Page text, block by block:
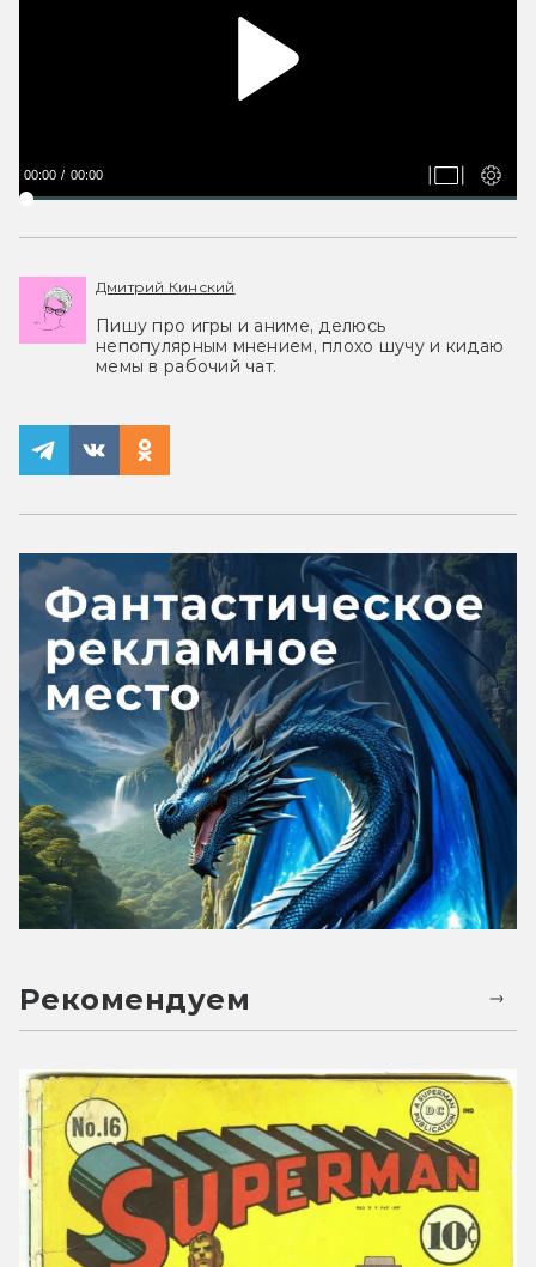
00:00 00:00
Дмитрий Кинский
Пишу про игры и аниме, делюсь
непопулярным мнением, плохо шучу и кидаю
мемы в рабочий чат.
Рекомендуем